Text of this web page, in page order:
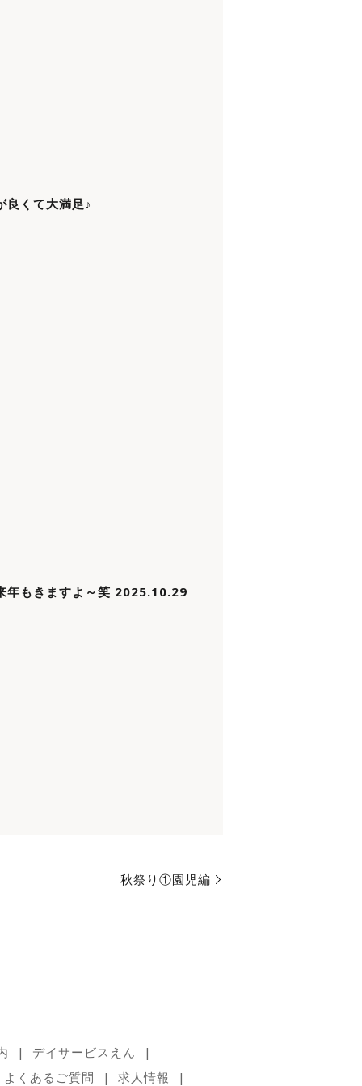
良くて大満足♪
年もきますよ～笑 2025.10.29
秋祭り①園児編
デイサービスえん
よくあるご質問
求人情報